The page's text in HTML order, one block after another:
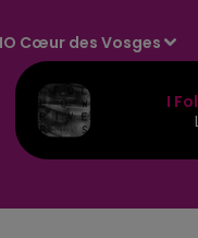
Cœur des Vosges
I